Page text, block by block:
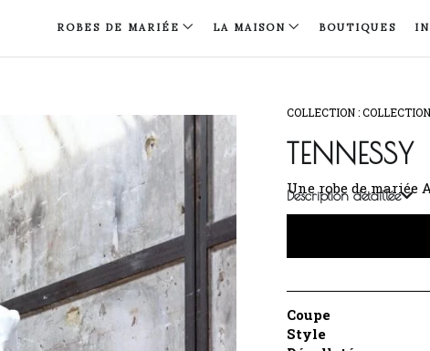
ROBES DE MARIÉE LA MAISON BOUTIQUES
COLLECTION :
TENNESSY
Une robe de mariée
Description détaillée
Coupe
Style